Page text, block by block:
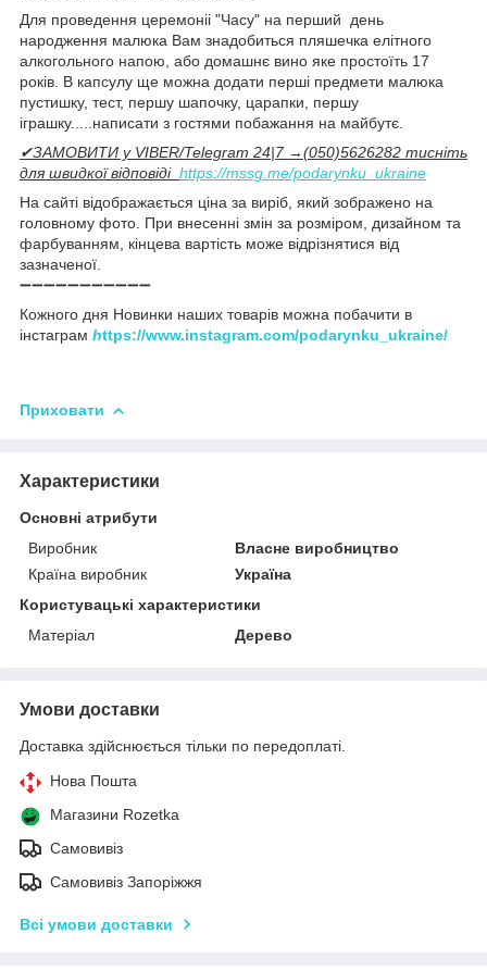
Для проведення церемоніі "Часу" на перший день
народження малюка Вам знадобиться пляшечка елітного
алкогольного напою, або домашнє вино яке простоїть 17
років. В капсулу ще можна додати перші предмети малюка
пустишку, тест, першу шапочку, царапки, першу
іграшку.....написати з гостями побажання на майбутє.
✔ЗАМОВИТИ у VIBER/Telegram 24|7 →(050)5626282 тисніть
для швидкої відповіді https://mssg.me/podarynku_ukraine
На сайті відображається ціна за виріб, який зображено на
головному фото. При внесенні змін за розміром, дизайном та
фарбуванням, кінцева вартість може відрізнятися від
зазначеної.
➖➖➖➖➖➖➖➖➖➖➖
Кожного дня Новинки наших товарів можна побачити в
інстаграм https://www.instagram.com/podarynku_ukraine/
Приховати
Характеристики
Основні атрибути
Виробник
Власне виробництво
Країна виробник
Україна
Користувацькi характеристики
Матеріал
Дерево
Умови доставки
Доставка здійснюється тільки по передоплаті.
Нова Пошта
Магазини Rozetka
Самовивіз
Самовивіз Запоріжжя
Всі умови доставки